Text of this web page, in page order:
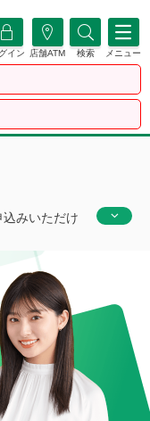
イン 店舗ATM 検索 メニュー
みいただけ
用限度額の
で使い道は